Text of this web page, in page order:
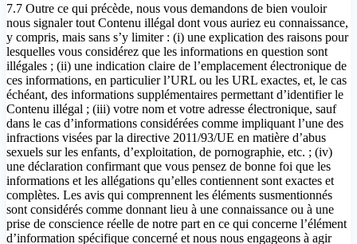
7.7 Outre ce qui précède, nous vous demandons de bien vouloir
nous signaler tout Contenu illégal dont vous auriez eu connaissance,
y compris, mais sans s’y limiter : (i) une explication des raisons pour
lesquelles vous considérez que les informations en question sont
illégales ; (ii) une indication claire de l’emplacement électronique de
ces informations, en particulier l’URL ou les URL exactes, et, le cas
échéant, des informations supplémentaires permettant d’identifier le
Contenu illégal ; (iii) votre nom et votre adresse électronique, sauf
dans le cas d’informations considérées comme impliquant l’une des
infractions visées par la directive 2011/93/UE en matière d’abus
sexuels sur les enfants, d’exploitation, de pornographie, etc. ; (iv)
une déclaration confirmant que vous pensez de bonne foi que les
informations et les allégations qu’elles contiennent sont exactes et
complètes. Les avis qui comprennent les éléments susmentionnés
sont considérés comme donnant lieu à une connaissance ou à une
prise de conscience réelle de notre part en ce qui concerne l’élément
d’information spécifique concerné et nous nous engageons à agir